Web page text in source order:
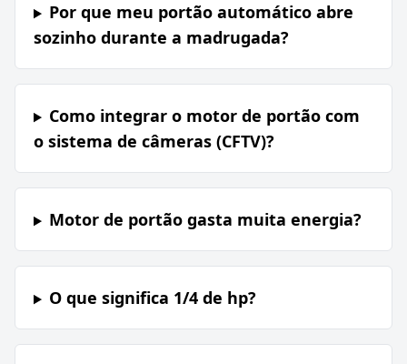
Por que meu portão automático abre
sozinho durante a madrugada?
Como integrar o motor de portão com
o sistema de câmeras (CFTV)?
Motor de portão gasta muita energia?
O que significa 1/4 de hp?